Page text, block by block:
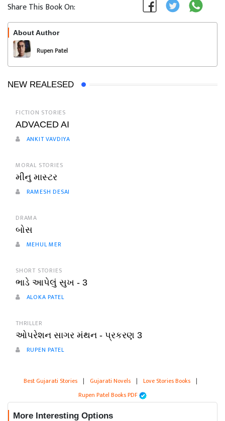
Share This Book On:
About Author
Rupen Patel
NEW REALESED
FICTION STORIES
ADVACED AI
ANKIT VAVDIYA
MORAL STORIES
મીનુ માસ્ટર
RAMESH DESAI
DRAMA
બોસ
MEHUL MER
SHORT STORIES
ભાડે આપેલું સુખ - 3
ALOKA PATEL
THRILLER
ઓપરેશન સાગર મંથન - પ્રકરણ 3
RUPEN PATEL
Best Gujarati Stories | Gujarati Novels | Love Stories Books |
Rupen Patel Books PDF
More Interesting Options